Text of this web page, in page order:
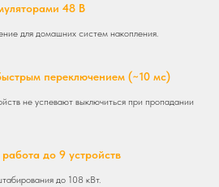
48 В
для домашних систем накопления.
переключением (~10 мс)
не успевают выключиться при пропадании
до 9 устройств
до 108 кВт.